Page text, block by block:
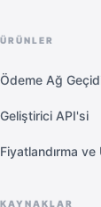
ÜRÜNLER
Ödeme Ağ
Geliştirici API'si
Fiyatlandırma ve
KAYNAKLAR